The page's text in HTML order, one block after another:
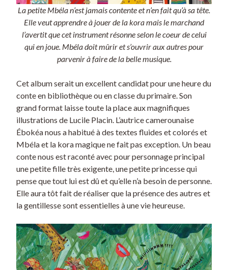
La petite Mbéla n’est jamais contente et n’en fait qu’à sa tête.
Elle veut apprendre à jouer de la kora mais le marchand
l’avertit que cet instrument résonne selon le coeur de celui
qui en joue. Mbéla doit mûrir et s’ouvrir aux autres pour
parvenir à faire de la belle musique.
Cet album serait un excellent candidat pour une heure du
conte en bibliothèque ou en classe du primaire. Son
grand format laisse toute la place aux magnifiques
illustrations de Lucile Placin. L’autrice camerounaise
Ébokéa nous a habitué à des textes fluides et colorés et
Mbéla et la kora magique ne fait pas exception. Un beau
conte nous est raconté avec pour personnage principal
une petite fille très exigente, une petite princesse qui
pense que tout lui est dû et qu’elle n’a besoin de personne.
Elle aura tôt fait de réaliser que la présence des autres et
la gentillesse sont essentielles à une vie heureuse.